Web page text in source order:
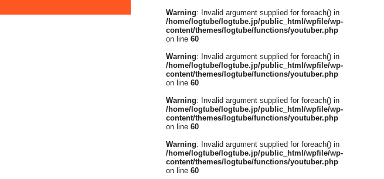
Warning: Invalid argument supplied for foreach() in
/home/logtube/logtube.jp/public_html/wpfile/wp-
content/themes/logtube/functions/youtuber.php
on line 60
Warning: Invalid argument supplied for foreach() in
/home/logtube/logtube.jp/public_html/wpfile/wp-
content/themes/logtube/functions/youtuber.php
on line 60
Warning: Invalid argument supplied for foreach() in
/home/logtube/logtube.jp/public_html/wpfile/wp-
content/themes/logtube/functions/youtuber.php
on line 60
Warning: Invalid argument supplied for foreach() in
/home/logtube/logtube.jp/public_html/wpfile/wp-
content/themes/logtube/functions/youtuber.php
on line 60